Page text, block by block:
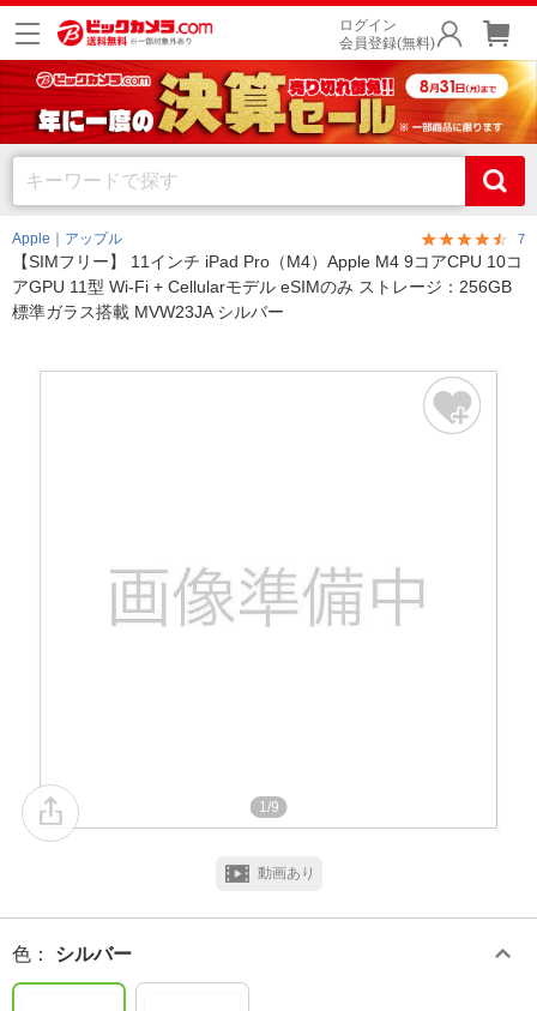
ログイン
会員登録(無料)
Apple｜アップル 7
【SIMフリー】 11インチ iPad Pro（M4）Apple M4 9コアCPU 10コ
アGPU 11型 Wi-Fi + Cellularモデル eSIMのみ ストレージ：256GB
標準ガラス搭載 MVW23JA シルバー
1/9
動画あり
色 ： シルバー